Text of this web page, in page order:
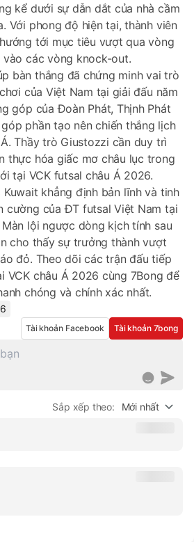
kể dưới sự dẫn dắt của nhà cầm
Với phong độ hiện tại, thành viên
tới mục tiêu vượt qua vòng
vào các vòng knock-out.
bàn thắng đã chứng minh vai trò
của Việt Nam tại giải đấu năm
góp của Đoàn Phát, Thịnh Phát
phần tạo nên chiến thắng lịch
Thầy trò Giustozzi cần duy trì
thực hóa giấc mơ châu lục trong
tại VCK futsal châu Á 2026.
khẳng định bản lĩnh và tinh
cường của ĐT futsal Việt Nam tại
lội ngược dòng kịch tính sau
cho thấy sự trưởng thành vượt
đỏ. Theo dõi các trận đấu tiếp
VCK châu Á 2026 cùng 7Bong để
chóng và chính xác nhất.
Tài khoản Facebook Tài khoản 7bong
Sắp xếp theo: Mới nhất